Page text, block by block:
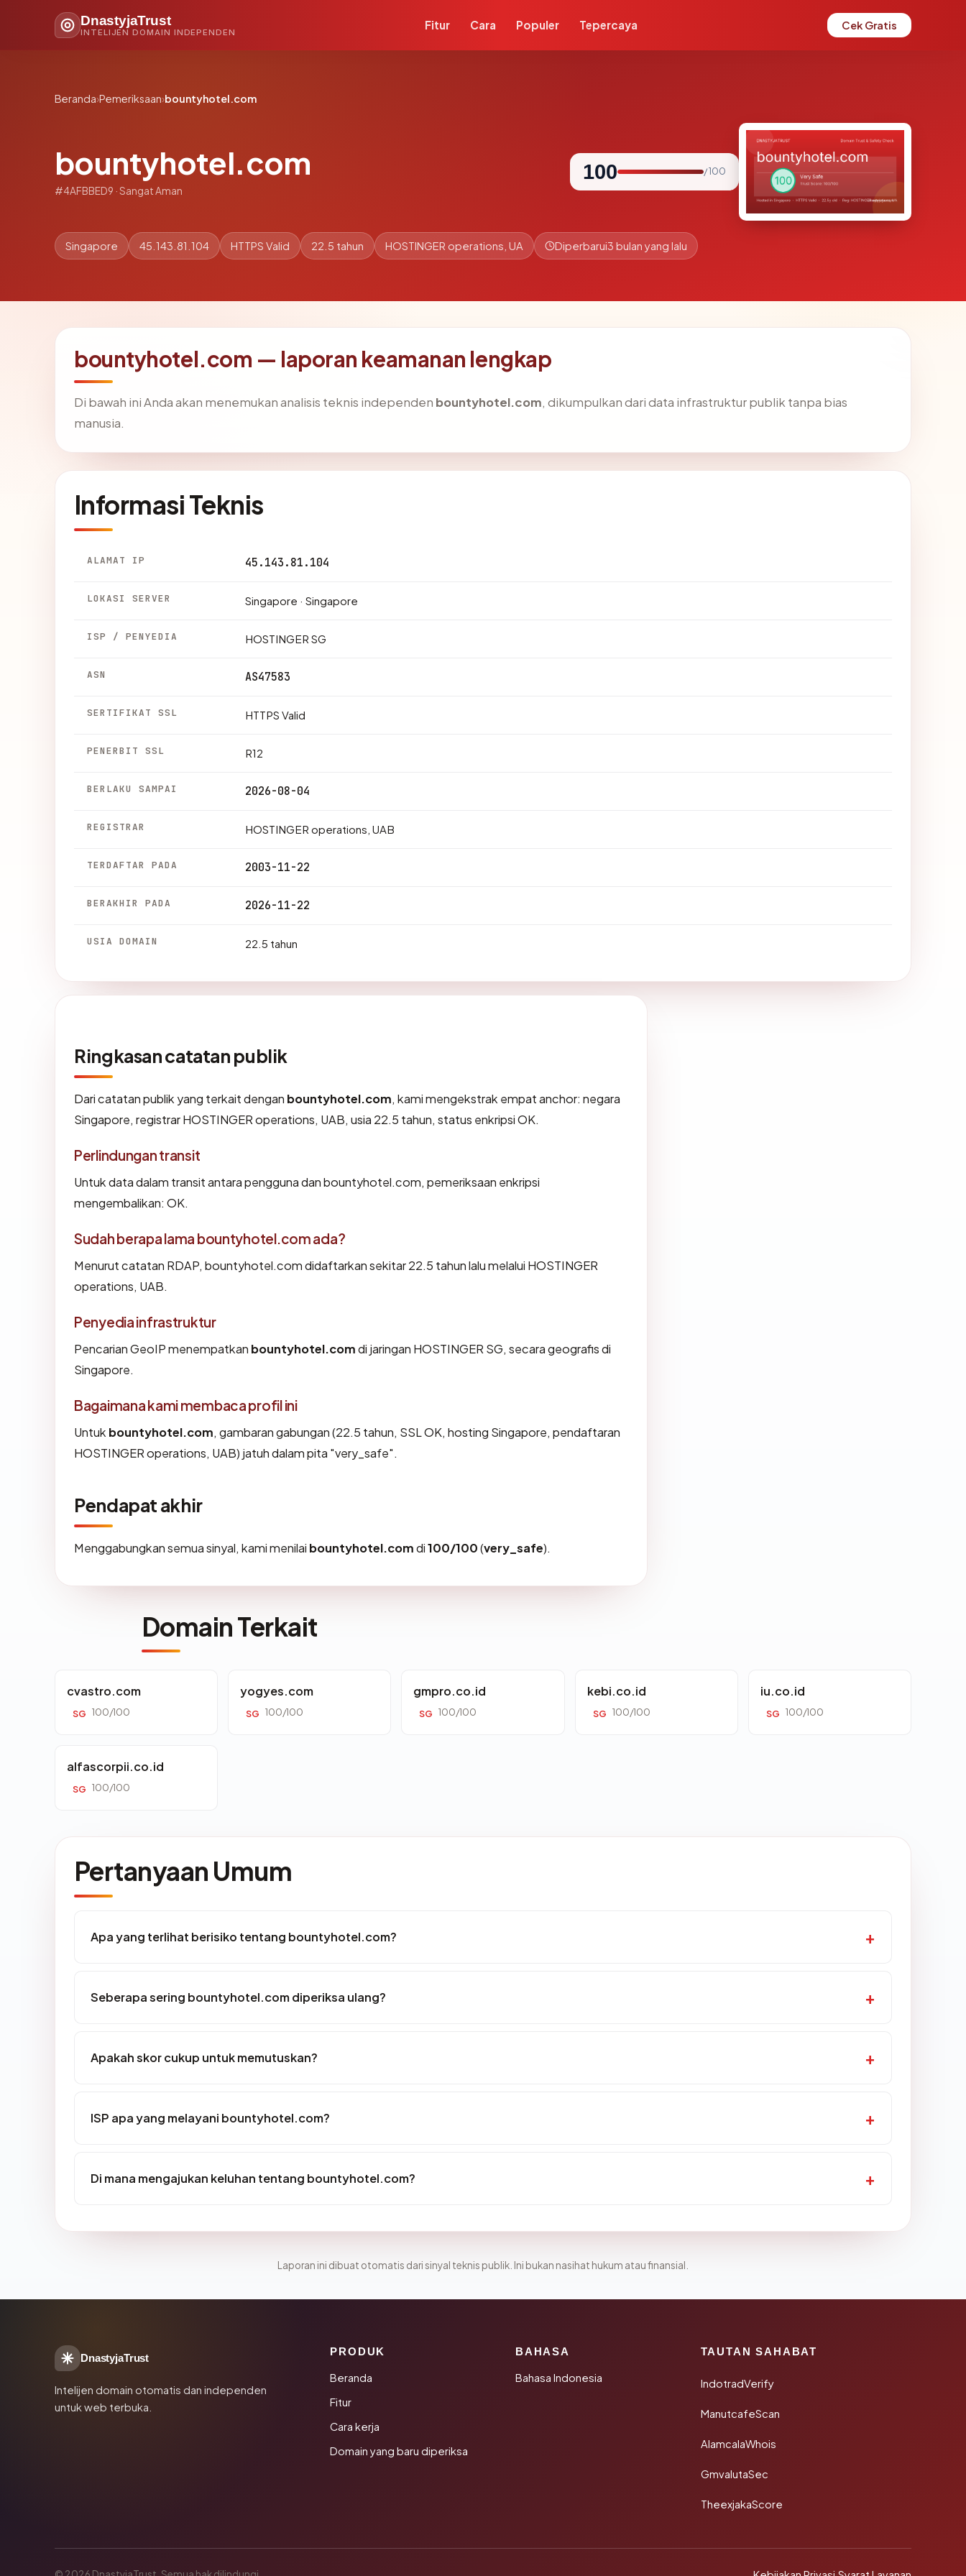
DnastyjaTrust
INTELIJEN DOMAIN INDEPENDEN
Fitur Cara Populer Tepercaya Cek Gratis
Beranda›Pemeriksaan›bountyhotel.com
bountyhotel.com
#4AFBBED9 · Sangat Aman
100 / 100
Singapore 45.143.81.104 HTTPS Valid 22.5 tahun HOSTINGER operations, UA Diperbarui3 bulan yang lalu
bountyhotel.com — laporan keamanan lengkap
Di bawah ini Anda akan menemukan analisis teknis independen bountyhotel.com, dikumpulkan dari data infrastruktur publik tanpa bias
manusia.
Informasi Teknis
ALAMAT IP 45.143.81.104
LOKASI SERVER Singapore · Singapore
ISP / PENYEDIA HOSTINGER SG
ASN AS47583
SERTIFIKAT SSL HTTPS Valid
PENERBIT SSL R12
BERLAKU SAMPAI 2026-08-04
REGISTRAR HOSTINGER operations, UAB
TERDAFTAR PADA 2003-11-22
BERAKHIR PADA 2026-11-22
USIA DOMAIN 22.5 tahun
Ringkasan catatan publik
Dari catatan publik yang terkait dengan bountyhotel.com, kami mengekstrak empat anchor: negara
Singapore, registrar HOSTINGER operations, UAB, usia 22.5 tahun, status enkripsi OK.
Perlindungan transit
Untuk data dalam transit antara pengguna dan bountyhotel.com, pemeriksaan enkripsi
mengembalikan: OK.
Sudah berapa lama bountyhotel.com ada?
Menurut catatan RDAP, bountyhotel.com didaftarkan sekitar 22.5 tahun lalu melalui HOSTINGER
operations, UAB.
Penyedia infrastruktur
Pencarian GeoIP menempatkan bountyhotel.comdi jaringan HOSTINGER SG, secara geografis di
Singapore.
Bagaimana kami membaca profil ini
Untuk bountyhotel.com, gambaran gabungan (22.5 tahun, SSL OK, hosting Singapore, pendaftaran
HOSTINGER operations, UAB) jatuh dalam pita "very_safe".
Pendapat akhir
Menggabungkan semua sinyal, kami menilai bountyhotel.comdi100/100(very_safe).
Domain Terkait
cvastro.com
SG 100/100
yogyes.com
SG 100/100
gmpro.co.id
SG 100/100
kebi.co.id
SG 100/100
iu.co.id
SG 100/100
alfascorpii.co.id
SG 100/100
Pertanyaan Umum
Apa yang terlihat berisiko tentang bountyhotel.com?
Seberapa sering bountyhotel.com diperiksa ulang?
Apakah skor cukup untuk memutuskan?
ISP apa yang melayani bountyhotel.com?
Di mana mengajukan keluhan tentang bountyhotel.com?
Laporan ini dibuat otomatis dari sinyal teknis publik. Ini bukan nasihat hukum atau finansial.
DnastyjaTrust
Intelijen domain otomatis dan independen
untuk web terbuka.
PRODUK
Beranda
Fitur
Cara kerja
Domain yang baru diperiksa
BAHASA
Bahasa Indonesia
TAUTAN SAHABAT
IndotradVerify
ManutcafeScan
AlamcalaWhois
GmvalutaSec
TheexjakaScore